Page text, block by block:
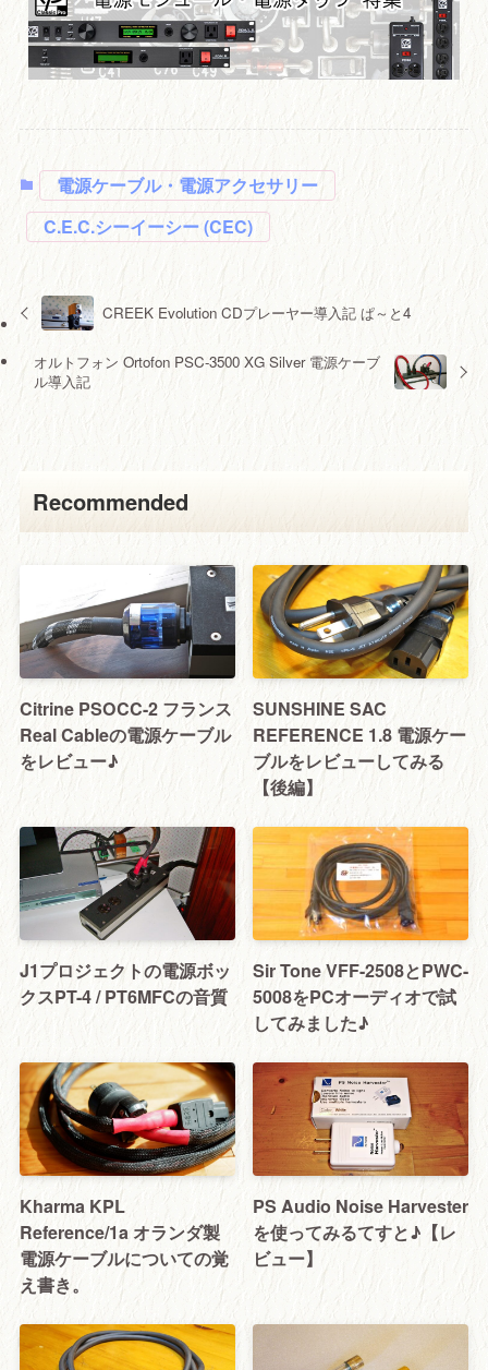
電源ケーブル・電源アクセサリー
C.E.C.シーイーシー (CEC)
CREEK Evolution CDプレーヤー導入記 ぱ～と4
オルトフォン Ortofon PSC-3500 XG Silver 電源ケーブ
ル導入記
Recommended
Citrine PSOCC-2 フランス
Real Cableの電源ケーブル
をレビュー♪
SUNSHINE SAC
REFERENCE 1.8 電源ケー
ブルをレビューしてみる
【後編】
J1プロジェクトの電源ボッ
クスPT-4 / PT6MFCの音質
Sir Tone VFF-2508とPWC-
5008をPCオーディオで試
してみました♪
Kharma KPL
Reference/1a オランダ製
電源ケーブルについての覚
え書き。
PS Audio Noise Harvester
を使ってみるてすと♪【レ
ビュー】